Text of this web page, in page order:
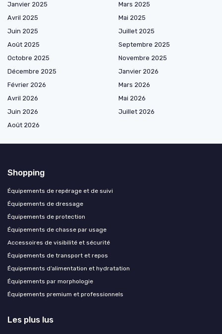
Janvier 2025
Mars 2025
Avril 2025
Mai 2025
Juin 2025
Juillet 2025
Août 2025
Septembre 2025
Octobre 2025
Novembre 2025
Décembre 2025
Janvier 2026
Février 2026
Mars 2026
Avril 2026
Mai 2026
Juin 2026
Juillet 2026
Août 2026
Shopping
Équipements de repérage et de suivi
Équipements de dressage
Équipements de protection
Équipements de chasse par usage
Accessoires de visibilité et sécurité
Équipements de transport et repos
Équipements d’alimentation et hydratation
Équipements par morphologie
Équipements premium et professionnels
Les plus lus